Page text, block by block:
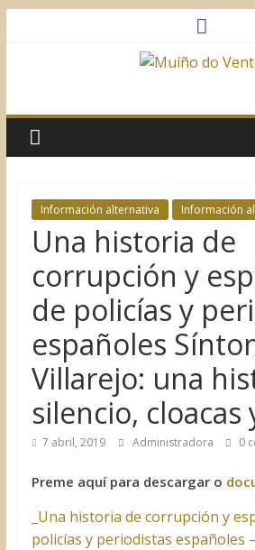
do
Vento
Asociación
Sociocultural
Información alternativa Información
Una historia de
corrupción y
de policías y
españoles
Villarejo: una
silencio,
7 abril, 2019 Administradora 0
Preme aquí para descargar o
_Una historia de corrupción y
policías y periodistas españoles